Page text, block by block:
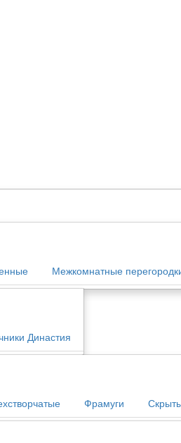
Межкомнатные
Династия
Фрамуги